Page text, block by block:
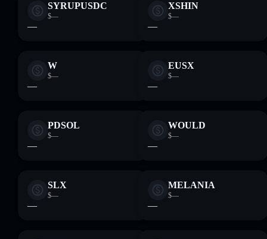
SYRUPUSDC
$—
—
XSHIN
$—
—
W
$—
—
EUSX
$—
—
PDSOL
$—
—
WOULD
$—
—
SLX
$—
—
MELANIA
$—
—